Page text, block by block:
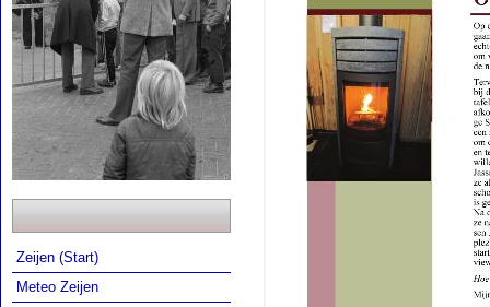
Zeijen (Start)
Meteo Zeijen